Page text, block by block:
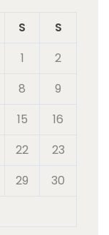
S
S
1
2
8
9
15
16
22
23
29
30